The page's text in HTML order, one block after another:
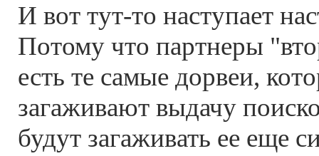
И вот тут-то наступает
Потому что партнеры
есть те самые дорвеи,
загаживают выдачу
будут загаживать ее еще